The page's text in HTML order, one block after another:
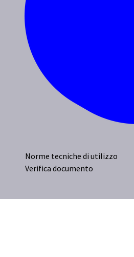
Norme tecniche di utilizzo
Verifica documento